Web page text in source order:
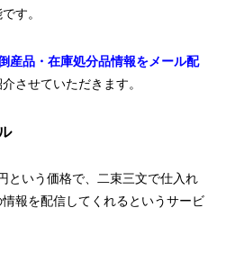
す。
産品・在庫処分品情報をメール配
させていただきます。
という価格で、二束三文で仕入れ
報を配信してくれるというサービ